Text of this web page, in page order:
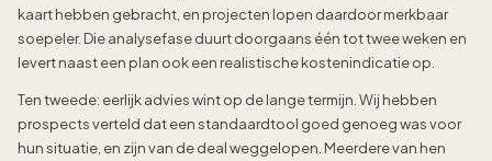
kaart hebben gebracht, en projecten lopen daardoor merkbaar
soepeler. Die analysefase duurt doorgaans één tot twee weken en
levert naast een plan ook een realistische kostenindicatie op.
Ten tweede: eerlijk advies wint op de lange termijn. Wij hebben
prospects verteld dat een standaardtool goed genoeg was voor
hun situatie, en zijn van de deal weggelopen. Meerdere van hen